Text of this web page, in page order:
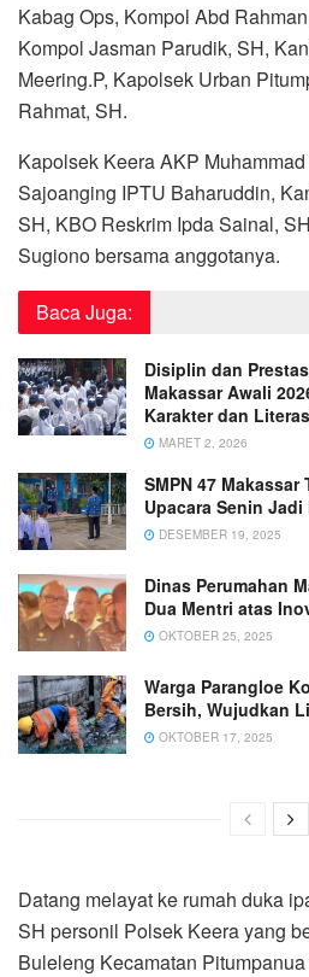
Kabag Ops, Kompol Abd
Kompol Jasman Parudik, SH,
Meering.P, Kapolsek Urban
Rahmat, SH.
Kapolsek Keera AKP
Sajoanging IPTU Baharuddin,
SH, KBO Reskrim Ipda Sainal,
Sugiono bersama anggotanya.
Baca Juga:
Disiplin dan
Makassar Awali
Karakter dan
MARET 2, 2026
SMPN 47
Upacara Senin
DESEMBER 19, 2025
Dinas Perumahan
Dua Mentri atas
OKTOBER 25, 2025
Warga Parangloe
Bersih, Wujudkan
OKTOBER 17, 2025
Datang melayat ke rumah duka
SH personil Polsek Keera yang
Buleleng Kecamatan